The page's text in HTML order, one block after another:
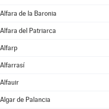
Alfara de la Baronia
Alfara del Patriarca
Alfarp
Alfarrasí
Alfauir
Algar de Palancia